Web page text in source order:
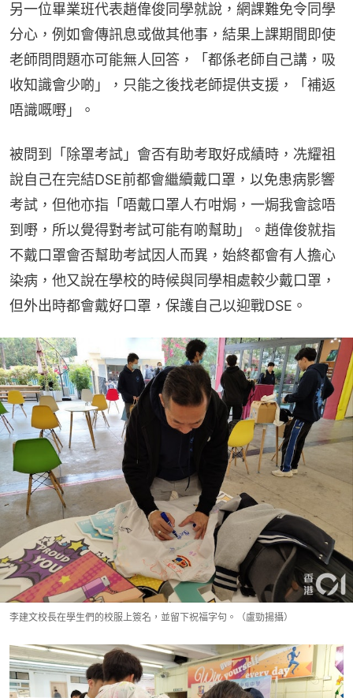
另一位畢業班代表趙偉俊同學就說，網課難免令同學
分心，例如會傳訊息或做其他事，結果上課期間即使
老師問問題亦可能無人回答，「都係老師自己講，吸
收知識會少啲」，只能之後找老師提供支援，「補返
唔識嘅嘢」。
被問到「除罩考試」會否有助考取好成績時，冼耀祖
說自己在完結DSE前都會繼續戴口罩，以免患病影響
考試，但他亦指「唔戴口罩人冇咁焗，一焗我會諗唔
到嘢，所以覺得對考試可能有啲幫助」。趙偉俊就指
不戴口罩會否幫助考試因人而異，始終都會有人擔心
染病，他又說在學校的時候與同學相處較少戴口罩，
但外出時都會戴好口罩，保護自己以迎戰DSE。
李建文校長在學生們的校服上簽名，並留下祝福字句。（盧勁揚攝）